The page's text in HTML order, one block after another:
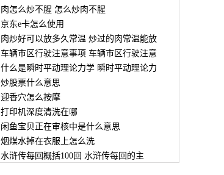
肉怎么炒不腥 怎么炒肉不腥
京东e卡怎么使用
肉炒好可以放多久常温 炒过的肉常温能放
车辆市区行驶注意事项 车辆市区行驶注意
什么是瞬时平动理论力学 瞬时平动理论力
炒股票什么意思
迎香穴怎么按摩
打印机深度清洗在哪
闲鱼宝贝正在审核中是什么意思
烟煤水掉在衣服上怎么洗
水浒传每回概括100回 水浒传每回的主